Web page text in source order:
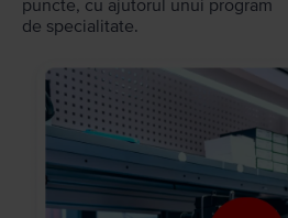
puncte, cu ajutorul unui program
de specialitate.